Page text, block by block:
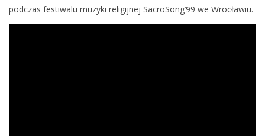
podczas festiwalu muzyki religijnej SacroSong’99 we Wrocławiu.